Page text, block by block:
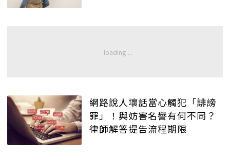
網路說人壞話當心觸犯「誹謗
罪」！與妨害名譽有何不同？
律師解答提告流程期限